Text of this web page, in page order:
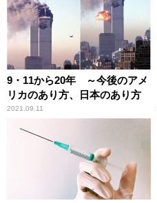
9・11から20年 ～今後のアメ
リカのあり方、日本のあり方
2021.09.11